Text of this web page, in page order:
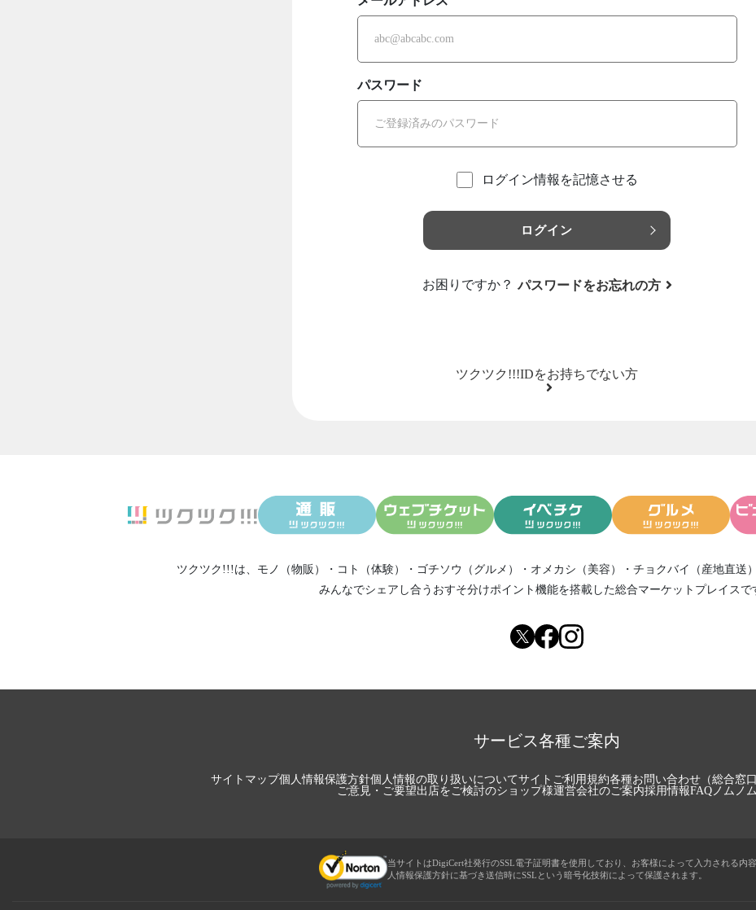
パスワード
ログイン情報を記憶させる
ログイン
お困りですか？ パスワードをお忘れの方
ツクツク!!!IDをお持ちでない方
ツクツク!!!は、 モノ（物販） ・ コト（体験） ・ ゴチソウ（グルメ） ・ オメカシ（美容） ・ チョクバイ（産地直送）
みんなでシェアし合う おすそ分けポイント機能を搭載した総合マーケットプレイスで
サービス各種ご案内
サイトマップ個人情報保護方針個人情報の取り扱いについてサイトご利用規約各種お問い合わせ（総合窓口
ご意見・ご要望出店をご検討のショップ様運営会社のご案内採用情報FAQノムノム
当サイトはDigiCert社発行のSSL電子証明書を使用しており、お客様によって入力される内
人情報保護方針に基づき送信時にSSLという暗号化技術によって保護されます。